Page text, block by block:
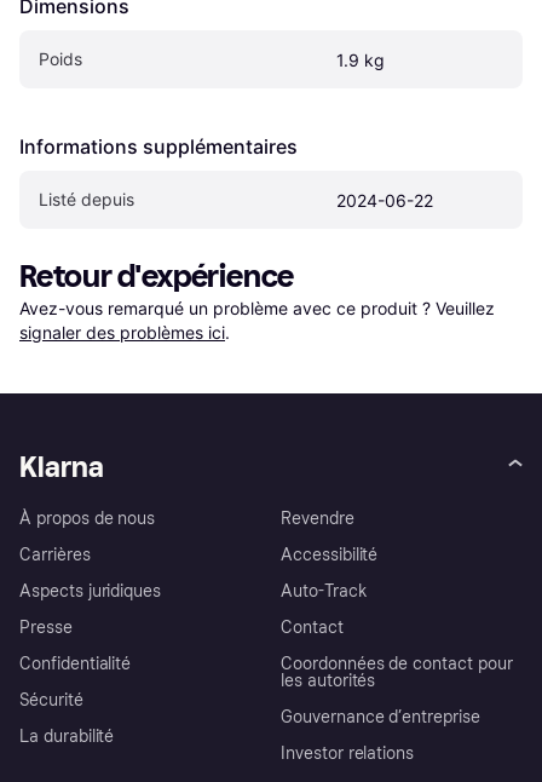
Dimensions
Poids 1.9 kg
Informations supplémentaires
Listé depuis 2024-06-22
Retour d'expérience
Avez-vous remarqué un problème avec ce produit ? Veuillez
signaler des problèmes ici.
Klarna
À propos de nous
Carrières
Aspects juridiques
Presse
Confidentialité
Sécurité
La durabilité
Revendre
Accessibilité
Auto-Track
Contact
Coordonnées de contact pour
les autorités
Gouvernance d’entreprise
Investor relations